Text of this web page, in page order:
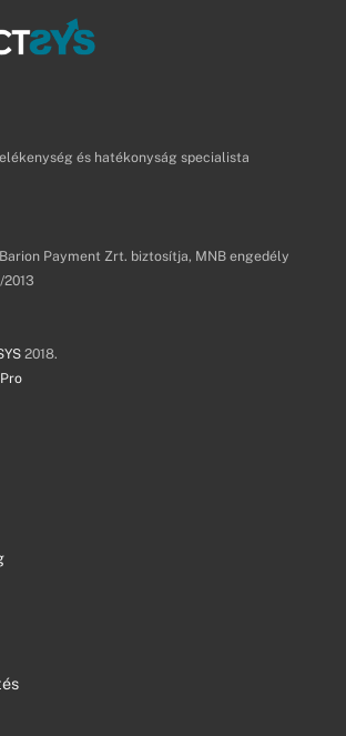
és hatékonyság specialista
Payment Zrt. biztosítja, MNB engedély
2018.